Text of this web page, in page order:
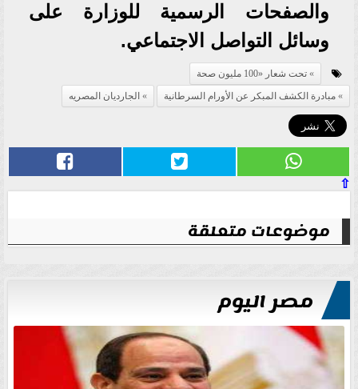
والصفحات الرسمية للوزارة على
وسائل التواصل الاجتماعي.
تحت شعار «100 مليون صحة
مبادرة الكشف المبكر عن الأورام السرطانية
الجارديان المصريه
⇧
موضوعات متعلقة
مصر اليوم